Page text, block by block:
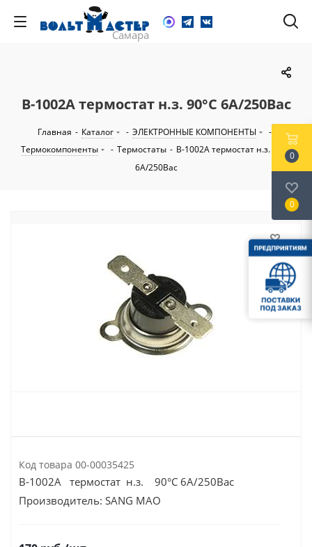
B-1002A термостат н.з. 90°С 6А/250Вac
Главная - Каталог - ЭЛЕКТРОННЫЕ КОМПОНЕНТЫ
-
Термокомпоненты
- Термостаты - B-1002A термостат н.з. 90°С
6А/250Вac
Код товара 00-00035425
B-1002A термостат н.з. 90°С 6А/250Вac
Производитель: SANG MAO
0
0